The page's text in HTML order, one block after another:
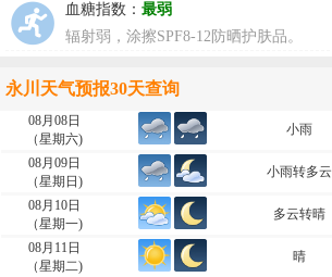
血糖指数： 最弱
辐射弱，涂擦SPF8-12防晒护肤品。
永川天气预报30天查询
08月08日
（星期六)
小雨
08月09日
（星期日)
小雨转多云
08月10日
（星期一)
多云转晴
08月11日
（星期二)
晴